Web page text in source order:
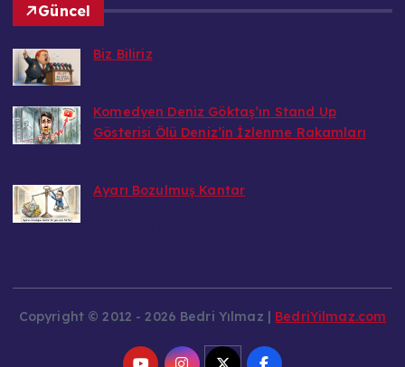
Güncel
Biz Biliriz
Komedyen Deniz Göktaş’ın Stand Up
Gösterisi Ölü Deniz’in İzlenme Rakamları
Ayarı Bozulmuş Kantar
Copyright © 2012 - 2026 Bedri Yılmaz | BedriYilmaz.com